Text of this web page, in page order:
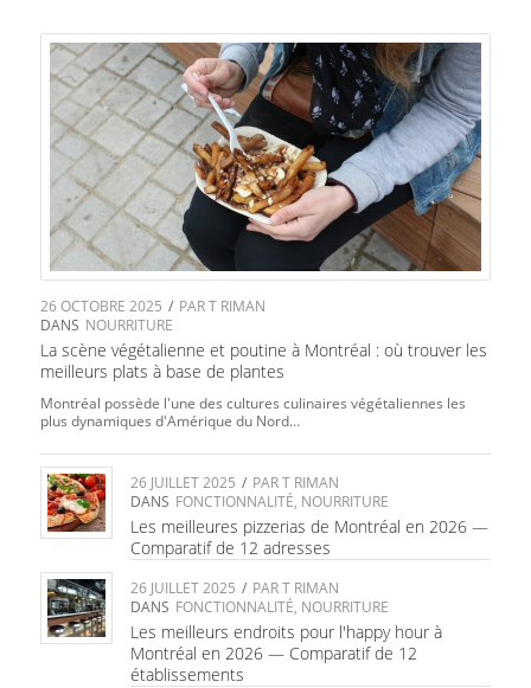
26 OCTOBRE 2025 / PART RIMAN
DANS NOURRITURE
La scène végétalienne et poutine à Montréal : où trouver les
meilleurs plats à base de plantes
Montréal possède l'une des cultures culinaires végétaliennes les
plus dynamiques d'Amérique du Nord…
26 JUILLET 2025 / PART RIMAN
DANS FONCTIONNALITÉ, NOURRITURE
Les meilleures pizzerias de Montréal en 2026 —
Comparatif de 12 adresses
26 JUILLET 2025 / PART RIMAN
DANS FONCTIONNALITÉ, NOURRITURE
Les meilleurs endroits pour l'happy hour à
Montréal en 2026 — Comparatif de 12
établissements